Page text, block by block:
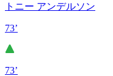
トニー アンデルソン
73’
73’